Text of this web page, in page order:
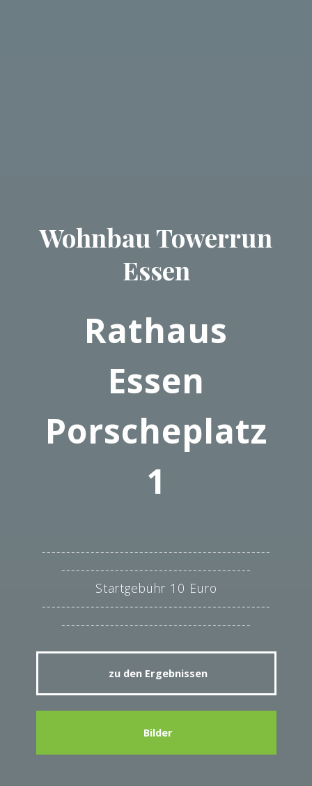
Wohnbau Towerrun
Essen
Rathaus
Essen
Porscheplatz
1
-----------------------------------------------
---------------------------------------
Startgebühr 10 Euro
-----------------------------------------------
---------------------------------------
zu den Ergebnissen
Bilder